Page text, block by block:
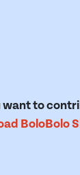
want to
BoloBolo